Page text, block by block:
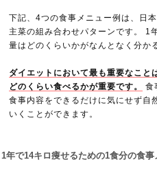
下記、4つの食事メニュー例は、日
主菜の組み合わせパターンです。 1
量はどのくらいかがなんとなく分か
ダイエットにおいて最も重要なこと
どのくらい食べるかが重要です。
食
食事内容をできるだけに気にせず自
いくことができます。
1年で14キロ痩せるための1食分の食